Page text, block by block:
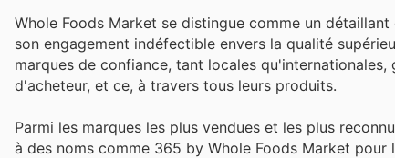
Whole Foods Market se distingue comme un
son engagement indéfectible envers la qualité
marques de confiance, tant locales
d'acheteur, et ce, à travers tous leurs produits.
Parmi les marques les plus vendues et les plus
à des noms comme 365 by Whole Foods Market